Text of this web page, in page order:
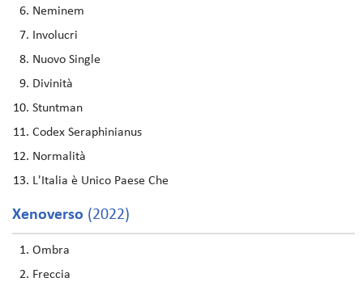
Neminem
Involucri
Nuovo Single
Divinità
Stuntman
Codex Seraphinianus
Normalità
L'Italia è Unico Paese Che
Xenoverso (2022)
Ombra
Freccia